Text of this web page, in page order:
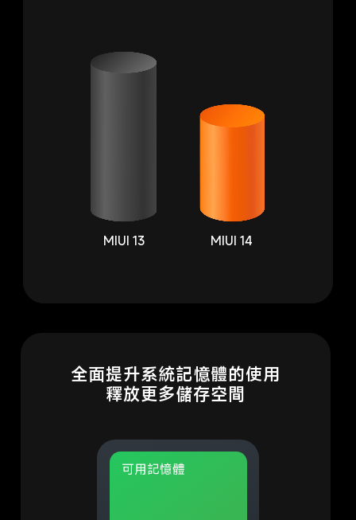
MIUI 13 MIUI 14
全面提升系統記憶體的使用
釋放更多儲存空間
可用記憶體